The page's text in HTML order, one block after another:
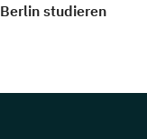
studieren